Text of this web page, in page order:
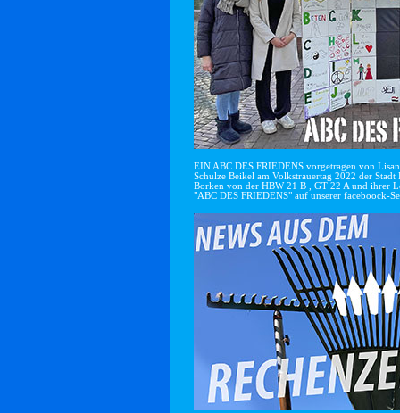
EIN ABC DES FRIEDENS vorgetragen von
Schulze Beikel am Volkstrauertag 2022 der
Borken von der HBW 21 B , GT 22 A und ihrer
"ABC DES FRIEDENS" auf unserer faceboock-